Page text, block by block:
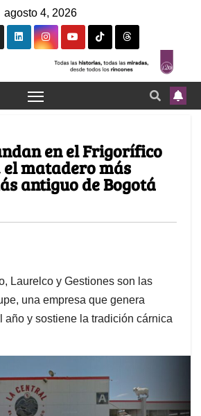
agosto 4, 2026
en el Frigorífico
el matadero más
antiguo de Bogotá
Laurelco y Gestiones son las
una empresa que genera
año y sostiene la tradición cárnica